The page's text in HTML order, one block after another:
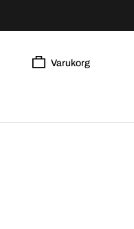
Varukorg